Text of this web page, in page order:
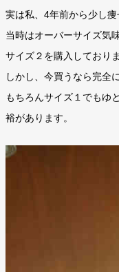
実は私、4年前から少し痩
当時はオーバーサイズ気
サイズ２を購入しておりま
しかし、今買うなら完全
もちろんサイズ１でもゆ
裕があります。